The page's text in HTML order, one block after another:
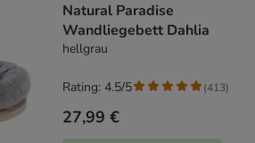
Natural Paradise
Wandliegebett Dahlia
hellgrau
27,99 €
Rating: 4.5/5 (413)